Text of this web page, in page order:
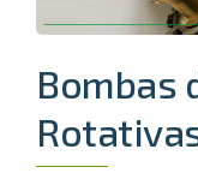
Bombas